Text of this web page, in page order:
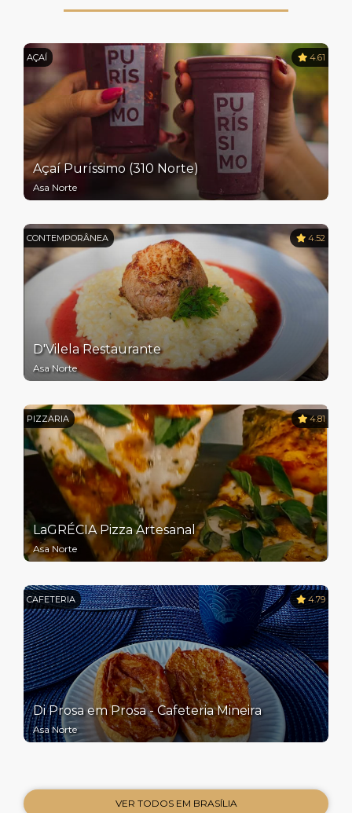
AÇAÍ 4.61
Açaí Puríssimo (310 Norte)
Asa Norte
CONTEMPORÂNEA 4.52
D'Vilela Restaurante
Asa Norte
PIZZARIA 4.81
LaGRÉCIA Pizza Artesanal
Asa Norte
CAFETERIA 4.79
Di Prosa em Prosa - Cafeteria Mineira
Asa Norte
VER TODOS EM BRASÍLIA